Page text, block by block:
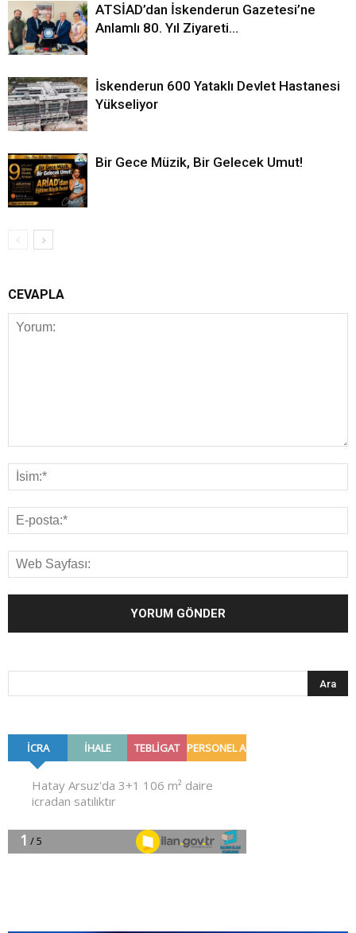
ATSİAD’dan İskenderun Gazetesi’ne
Anlamlı 80. Yıl Ziyareti…
İskenderun 600 Yataklı Devlet Hastanesi
Yükseliyor
Bir Gece Müzik, Bir Gelecek Umut!
CEVAPLA